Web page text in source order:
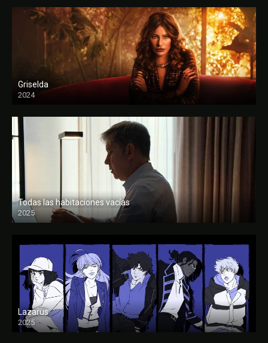
Griselda
2024
Todas las habitaciones vacías
2025
FULL HD
Lazarus
2025